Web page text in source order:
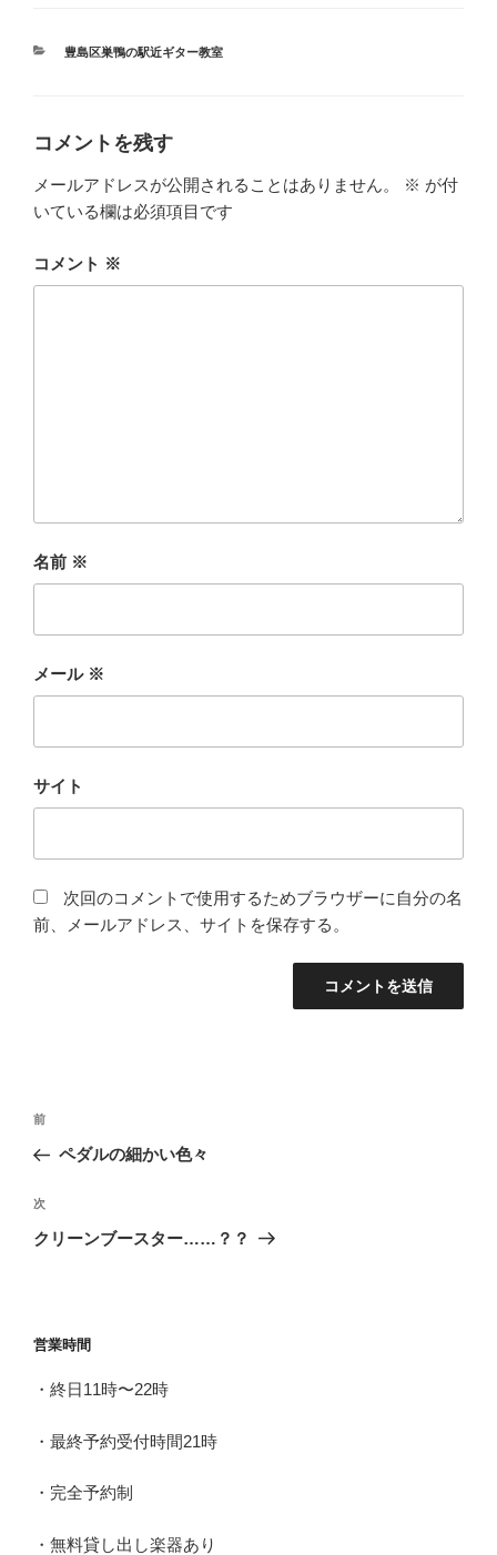
カ
豊島区巣鴨の駅近ギター教室
コメントを残す
メールアドレスが公開されることはありません。 ※ が付
いている欄は必須項目です
コメント ※
名前 ※
メール ※
サイト
次回のコメントで使用するためブラウザーに自分の名
前、メールアドレス、サイトを保存する。
投
ナ
ビ
ゲ
ン
前
の
稿
前
ペダルの細かい色々
次
の
次
クリーンブースター……？？
営業時間
・終日11時〜22時
・最終予約受付時間21時
・完全予約制
・無料貸し出し楽器あり